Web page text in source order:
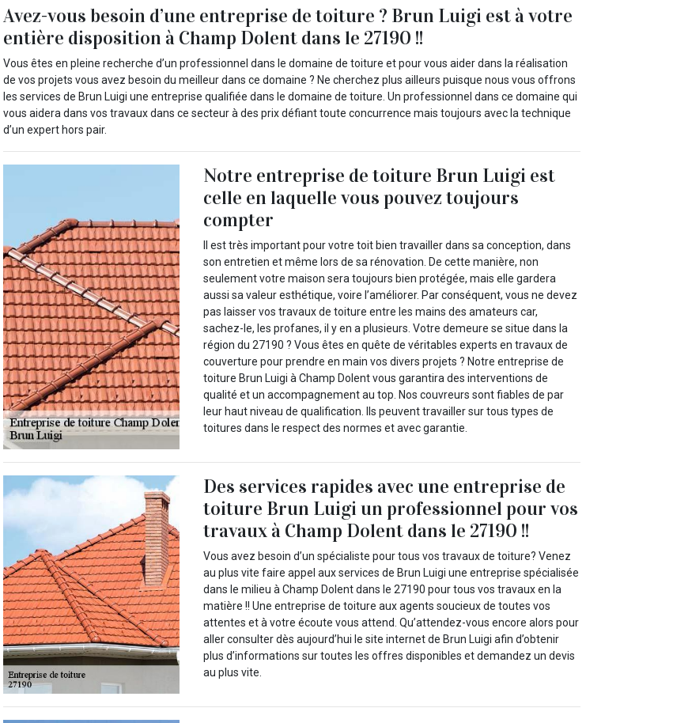
Avez-vous besoin d’une entreprise de toiture ? Brun Luigi est à votre
entière disposition à Champ Dolent dans le 27190 !!
Vous êtes en pleine recherche d’un professionnel dans le domaine de toiture et pour vous aider dans la réalisation
de vos projets vous avez besoin du meilleur dans ce domaine ? Ne cherchez plus ailleurs puisque nous vous offrons
les services de Brun Luigi une entreprise qualifiée dans le domaine de toiture. Un professionnel dans ce domaine qui
vous aidera dans vos travaux dans ce secteur à des prix défiant toute concurrence mais toujours avec la technique
d’un expert hors pair.
Notre entreprise de toiture Brun Luigi est
celle en laquelle vous pouvez toujours
compter
Il est très important pour votre toit bien travailler dans sa conception, dans
son entretien et même lors de sa rénovation. De cette manière, non
seulement votre maison sera toujours bien protégée, mais elle gardera
aussi sa valeur esthétique, voire l’améliorer. Par conséquent, vous ne devez
pas laisser vos travaux de toiture entre les mains des amateurs car,
sachez-le, les profanes, il y en a plusieurs. Votre demeure se situe dans la
région du 27190 ? Vous êtes en quête de véritables experts en travaux de
couverture pour prendre en main vos divers projets ? Notre entreprise de
toiture Brun Luigi à Champ Dolent vous garantira des interventions de
qualité et un accompagnement au top. Nos couvreurs sont fiables de par
leur haut niveau de qualification. Ils peuvent travailler sur tous types de
toitures dans le respect des normes et avec garantie.
Des services rapides avec une entreprise de
toiture Brun Luigi un professionnel pour vos
travaux à Champ Dolent dans le 27190 !!
Vous avez besoin d’un spécialiste pour tous vos travaux de toiture? Venez
au plus vite faire appel aux services de Brun Luigi une entreprise spécialisée
dans le milieu à Champ Dolent dans le 27190 pour tous vos travaux en la
matière !! Une entreprise de toiture aux agents soucieux de toutes vos
attentes et à votre écoute vous attend. Qu’attendez-vous encore alors pour
aller consulter dès aujourd’hui le site internet de Brun Luigi afin d’obtenir
plus d’informations sur toutes les offres disponibles et demandez un devis
au plus vite.